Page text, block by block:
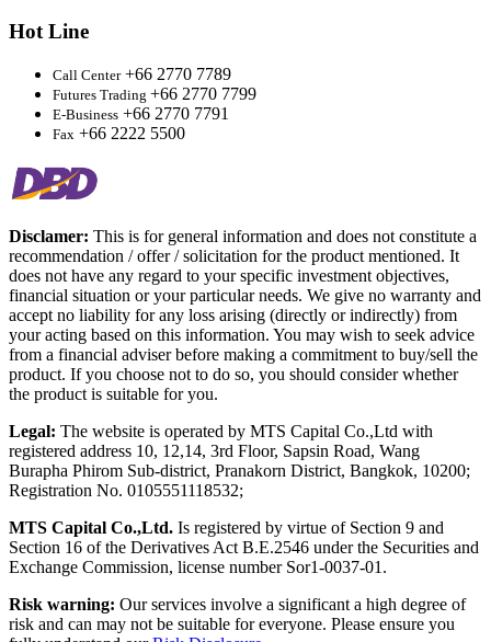
Hot Line
Call Center+66 2770 7789
Futures Trading +66 2770 7799
E-Business +66 2770 7791
Fax +66 2222 5500
Disclamer: This is for general information and does not constitute a
recommendation / offer / solicitation for the product mentioned. It
does not have any regard to your specific investment objectives,
financial situation or your particular needs. We give no warranty and
accept no liability for any loss arising (directly or indirectly) from
your acting based on this information. You may wish to seek advice
from a financial adviser before making a commitment to buy/sell the
product. If you choose not to do so, you should consider whether
the product is suitable for you.
Legal: The website is operated by MTS Capital Co.,Ltd with
registered address 10, 12,14, 3rd Floor, Sapsin Road, Wang
Burapha Phirom Sub-district, Pranakorn District, Bangkok, 10200;
Registration No. 0105551118532;
MTS Capital Co.,Ltd. Is registered by virtue of Section 9 and
Section 16 of the Derivatives Act B.E.2546 under the Securities and
Exchange Commission, license number Sor1-0037-01.
Risk warning: Our services involve a significant a high degree of
risk and can may not be suitable for everyone. Please ensure you